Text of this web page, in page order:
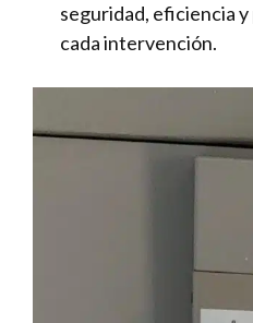
seguridad, eficiencia
cada intervención.